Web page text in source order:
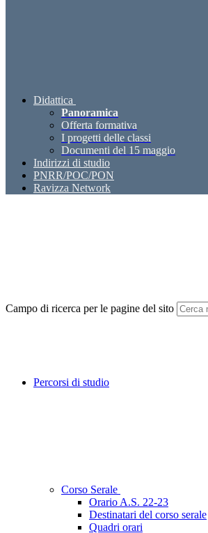
Didattica
Panoramica
Offerta formativa
I progetti delle classi
Documenti del 15 maggio
Indirizzi di studio
PNRR/POC/PON
Ravizza Network
Campo di ricerca per le pagine del sito
Percorsi di studio
Corso Serale
Orario A.S. 22-23
Destinatari del corso serale
Quadri orari